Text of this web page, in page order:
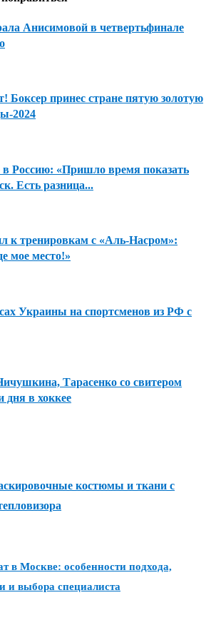
Анисимовой в четвертьфинале
Боксер принес стране пятую золотую
2024
в Россию: «Пришло время показать
Есть разница...
к тренировкам с «Аль-Насром»:
мое место!»
Украины на спортсменов из РФ с
Тарасенко со свитером
дня в хоккее
костюмы и ткани с
в Москве: особенности подхода,
и выбора специалиста